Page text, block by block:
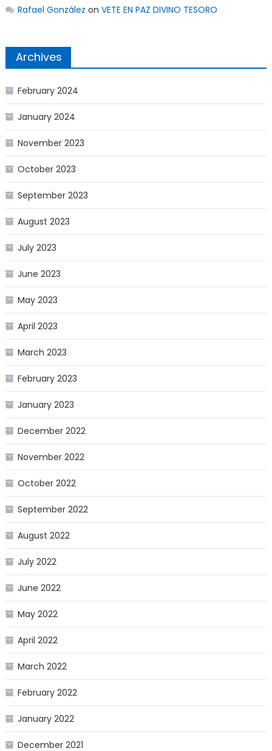
Rafael González on VETE EN PAZ DIVINO TESORO
Archives
February 2024
January 2024
November 2023
October 2023
September 2023
August 2023
July 2023
June 2023
May 2023
April 2023
March 2023
February 2023
January 2023
December 2022
November 2022
October 2022
September 2022
August 2022
July 2022
June 2022
May 2022
April 2022
March 2022
February 2022
January 2022
December 2021